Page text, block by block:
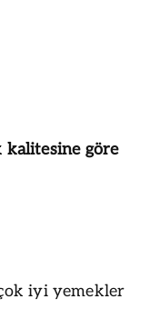
kalitesine göre
iyi yemekler